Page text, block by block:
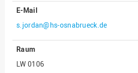
Innenrevision
Institut für Musik
IT Service Center
Kommunikation und
Marketing
E-Mail
s.jordan@hs-osnabrueck.de
Raum
LW 0106